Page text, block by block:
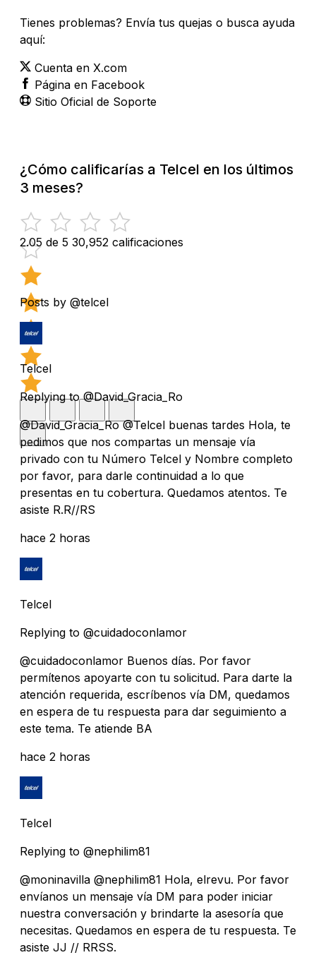
Tienes problemas? Envía tus quejas o busca ayuda
aquí:
Cuenta en X.com
Página en Facebook
Sitio Oficial de Soporte
¿Cómo calificarías a Telcel en los últimos
3 meses?
2.05 de 5 30,952 calificaciones
Posts by @telcel
Telcel
Replying to @David_Gracia_Ro
@David_Gracia_Ro @Telcel buenas tardes Hola, te
pedimos que nos compartas un mensaje vía
privado con tu Número Telcel y Nombre completo
por favor, para darle continuidad a lo que
presentas en tu cobertura. Quedamos atentos. Te
asiste R.R//RS
hace 2 horas
Telcel
Replying to @cuidadoconlamor
@cuidadoconlamor Buenos días. Por favor
permítenos apoyarte con tu solicitud. Para darte la
atención requerida, escríbenos vía DM, quedamos
en espera de tu respuesta para dar seguimiento a
este tema. Te atiende BA
hace 2 horas
Telcel
Replying to @nephilim81
@moninavilla @nephilim81 Hola, elrevu. Por favor
envíanos un mensaje vía DM para poder iniciar
nuestra conversación y brindarte la asesoría que
necesitas. Quedamos en espera de tu respuesta. Te
asiste JJ // RRSS.